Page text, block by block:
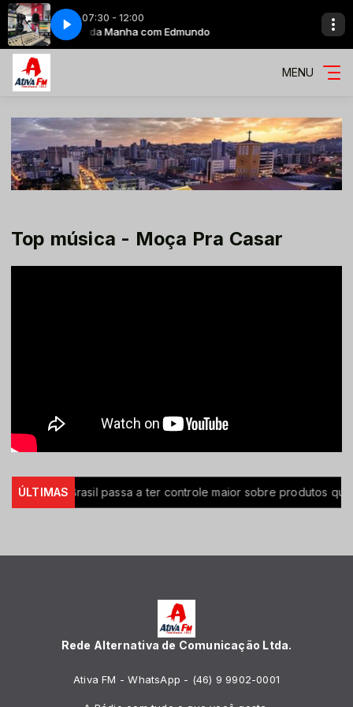
07:30 - 12:00
Show da Manha com Edmundo
MENU
Top música - Moça Pra Casar
ÚLTIMASBrasil passa a ter controle maior sobre produtos
Rede Alternativa de Comunicação Ltda.
Ativa FM - WhatsApp - (46) 9 9902-0001